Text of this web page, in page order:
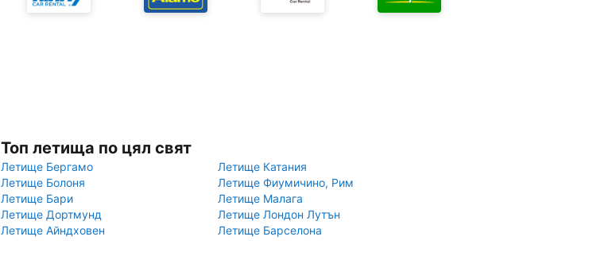
Топ летища по цял свят
Летище Бергамо
Летище Катания
Летище Болоня
Летище Фиумичино, Рим
Летище Бари
Летище Малага
Летище Дортмунд
Летище Лондон Лутън
Летище Айндховен
Летище Барселона